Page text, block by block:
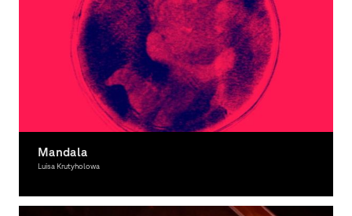
Mandala
Luisa Krutyholowa